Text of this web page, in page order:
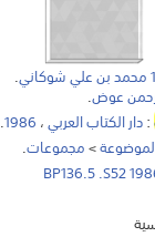
.
عوض.
:دار الكتاب العربي، 1986
.
>مجموعات.
BP136.5 .S52